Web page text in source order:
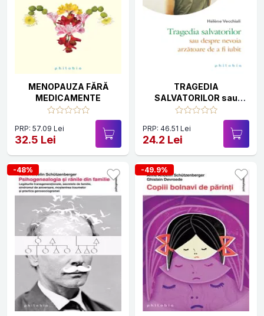
MENOPAUZA FĂRĂ
MEDICAMENTE
PRP: 57.09 Lei
32.5 Lei
TRAGEDIA
SALVATORILOR sau
despre nevoia arzătoare
PRP: 46.51 Lei
24.2 Lei
-48% -49.9%